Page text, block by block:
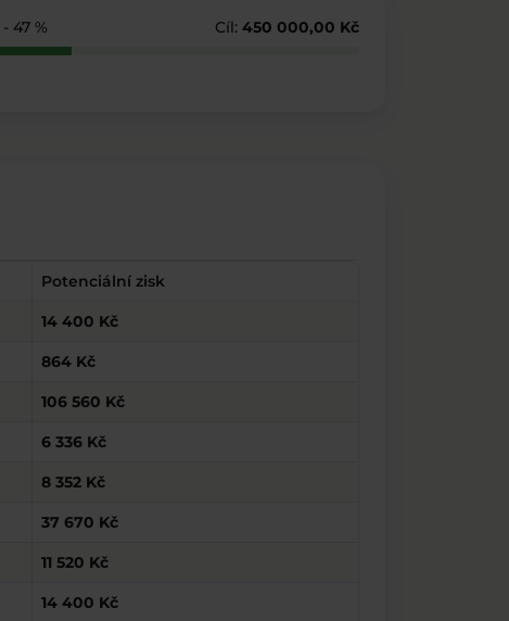
- 47 % Cíl: 450 000,00 Kč
Potenciální zisk
14 400 Kč
864 Kč
106 560 Kč
6 336 Kč
8 352 Kč
37 670 Kč
11 520 Kč
14 400 Kč